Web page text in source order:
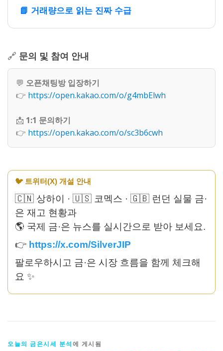
📗 거래량으로 읽는 진짜 수급
🔗 문의 및 참여 안내
💬 오픈채팅방 입장하기
👉 https://open.kakao.com/o/g4mbElwh
📩 1:1 문의하기
👉 https://open.kakao.com/o/sc3b6cwh
🐦 트위터(X) 개설 안내
🇨🇳 상하이 · 🇺🇸 코멕스 · 🇬🇧 런던 실물 금·
은 재고 현황과
🌎 국제 금·은 뉴스를 실시간으로 받아 보세요.
👉 https://x.com/SilverJIP
팔로우하시고 금·은 시장 흐름을 함께 체크해
요 ✨
오늘의 금은시세 분석에 게시됨